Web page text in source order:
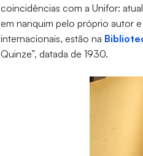
coincidências com a Unifor:
em nanquim pelo próprio autor
internacionais, estão na
Quinze”, datada de 1930.